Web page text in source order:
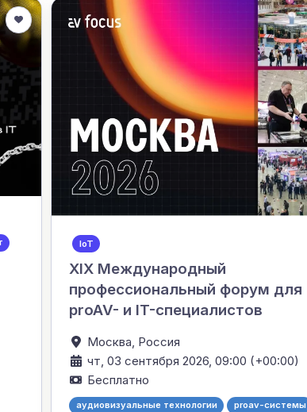
IoT
XIX Международный
профессиональный форум для
proAV- и IT-специалистов
Москва, Россия
чт, 03 сентября 2026, 09:00 (+00:00)
Бесплатно
аудиовизуальные технологии
proav-системы